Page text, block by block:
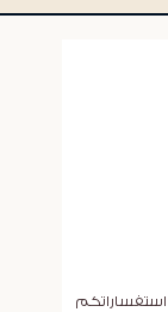
استفساراتكم